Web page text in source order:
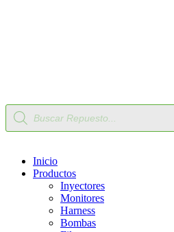
Búsqueda
de
productos
Inicio
Productos
Inyectores
Monitores
Harness
Bombas